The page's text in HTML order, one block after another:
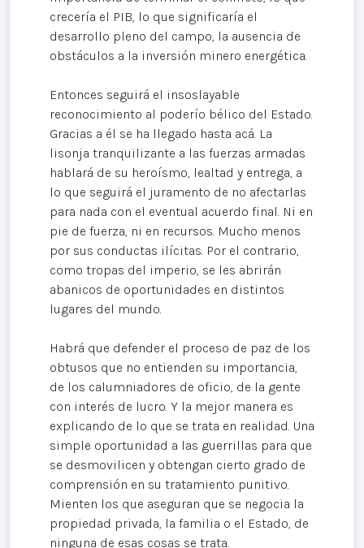
crecería el PIB, lo que significaría el
desarrollo pleno del campo, la ausencia de
obstáculos a la inversión minero energética.
Entonces seguirá el insoslayable
reconocimiento al poderío bélico del Estado.
Gracias a él se ha llegado hasta acá. La
lisonja tranquilizante a las fuerzas armadas
hablará de su heroísmo, lealtad y entrega, a
lo que seguirá el juramento de no afectarlas
para nada con el eventual acuerdo final. Ni en
pie de fuerza, ni en recursos. Mucho menos
por sus conductas ilícitas. Por el contrario,
como tropas del imperio, se les abrirán
abanicos de oportunidades en distintos
lugares del mundo.
Habrá que defender el proceso de paz de los
obtusos que no entienden su importancia,
de los calumniadores de oficio, de la gente
con interés de lucro. Y la mejor manera es
explicando de lo que se trata en realidad. Una
simple oportunidad a las guerrillas para que
se desmovilicen y obtengan cierto grado de
comprensión en su tratamiento punitivo.
Mienten los que aseguran que se negocia la
propiedad privada, la familia o el Estado, de
ninguna de esas cosas se trata.